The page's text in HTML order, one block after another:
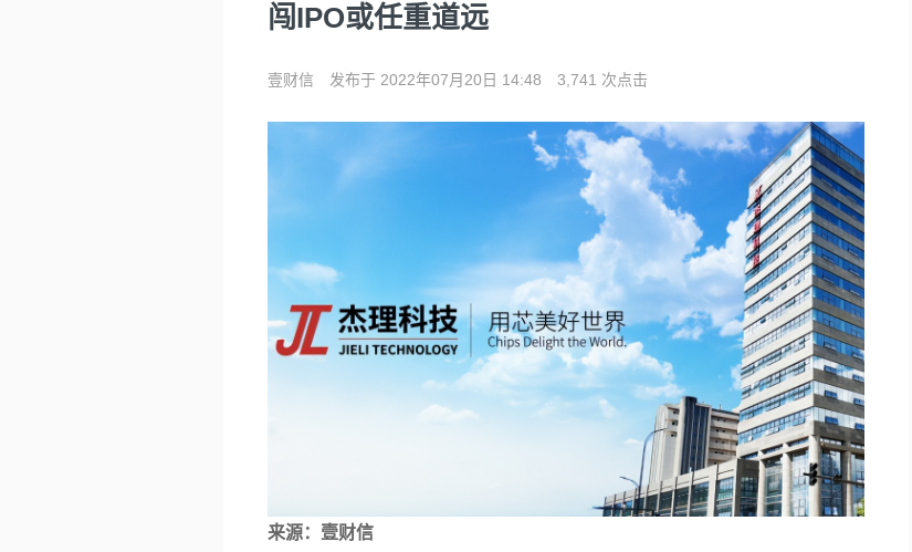
闯IPO或任重道远
壹财信 发布于 2022年07月20日 14:48 3,741 次点击
来源： 壹财信